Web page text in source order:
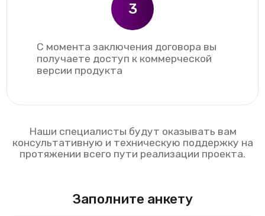
3
С момента заключения договора вы
получаете доступ к коммерческой
версии продукта
Наши специалисты будут оказывать вам
консультативную и техническую поддержку на
протяжении всего пути реализации проекта.
Заполните анкету